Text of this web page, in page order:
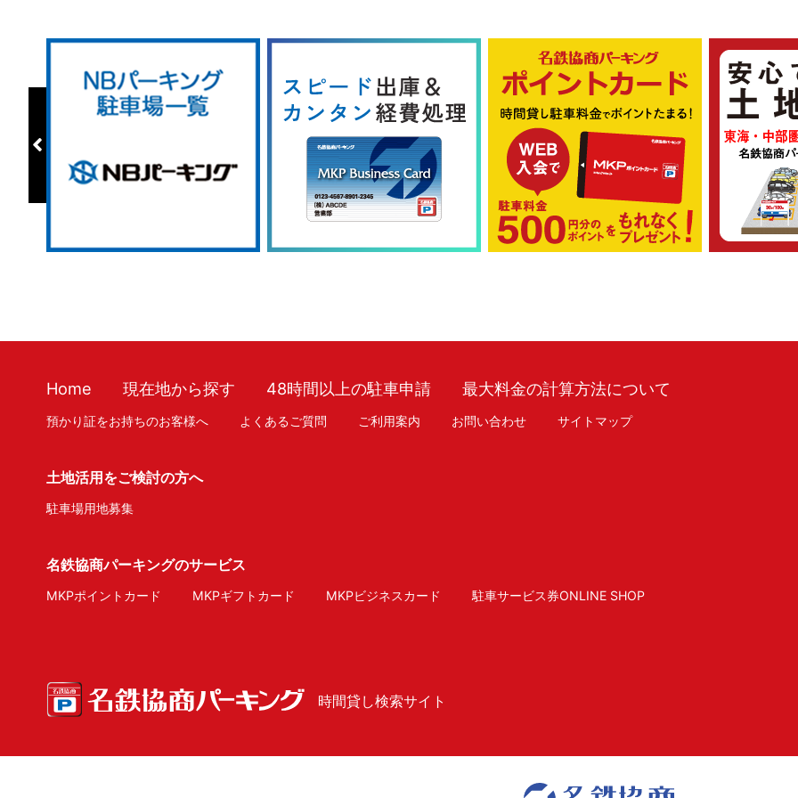
Home 現在地から探す 48時間以上の駐車申請 最大料金の計算方法について
預かり証をお持ちのお客様へ よくあるご質問 ご利用案内 お問い合わせ サイトマップ
土地活用をご検討の方へ
駐車場用地募集
名鉄協商パーキングのサービス
MKPポイントカード MKPギフトカード MKPビジネスカード 駐車サービス券ONLINE SHOP
時間貸し検索サイト